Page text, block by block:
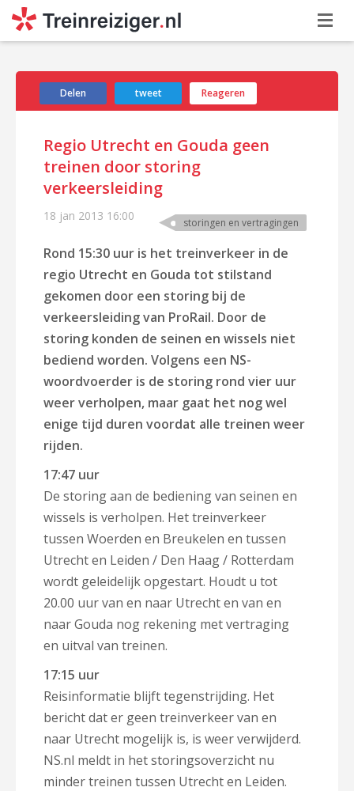
Delen tweet Reageren
Regio Utrecht en Gouda geen
treinen door storing
verkeersleiding
18 jan 2013 16:00 storingen en vertragingen
Rond 15:30 uur is het treinverkeer in de
regio Utrecht en Gouda tot stilstand
gekomen door een storing bij de
verkeersleiding van ProRail. Door de
storing konden de seinen en wissels niet
bediend worden. Volgens een NS-
woordvoerder is de storing rond vier uur
weer verholpen, maar gaat het nog wel
enige tijd duren voordat alle treinen weer
rijden.
17:47 uur
De storing aan de bediening van seinen en
wissels is verholpen. Het treinverkeer
tussen Woerden en Breukelen en tussen
Utrecht en Leiden / Den Haag / Rotterdam
wordt geleidelijk opgestart. Houdt u tot
20.00 uur van en naar Utrecht en van en
naar Gouda nog rekening met vertraging
en uitval van treinen.
17:15 uur
Reisinformatie blijft tegenstrijding. Het
bericht dat er geen treinverkeer van en
naar Utrecht mogelijk is, is weer verwijderd.
NS.nl meldt in het storingsoverzicht nu
minder treinen tussen Utrecht en Leiden.